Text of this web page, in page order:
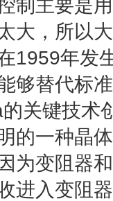
制主要是
大，所以
1959年发
够替代标
关键技术
的一种晶
为变阻器
进入变阻